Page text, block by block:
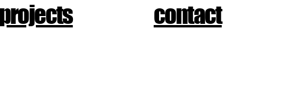
projects contact